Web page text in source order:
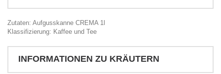
Zutaten: Aufgusskanne CREMA 1l
Klassifizierung: Kaffee und Tee
INFORMATIONEN ZU KRÄUTERN